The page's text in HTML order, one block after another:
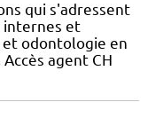
qui s'adressent
internes et
et odontologie en
agent CH